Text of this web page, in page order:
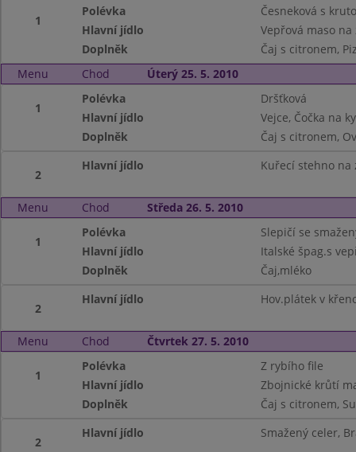
1
Polévka
Česneková s
Hlavní jídlo
Vepřová maso
Doplněk
Čaj s citronem,
Menu
Chod Úterý 25. 5. 2010
1
Polévka
Dršťková
Hlavní jídlo
Vejce, Čočka na
Doplněk
Čaj s citronem,
2
Hlavní jídlo Kuřecí stehno na
Menu Chod Středa 26. 5. 2010
1
Polévka
Slepičí se
Hlavní jídlo
Italské špag.s
Doplněk
Čaj,mléko
2
Hlavní jídlo Hov.plátek v
Menu Chod Čtvrtek 27. 5. 2010
1
Polévka
Z rybího file
Hlavní jídlo
Zbojnické krůtí
Doplněk
Čaj s citronem,
2
Hlavní jídlo Smažený celer,